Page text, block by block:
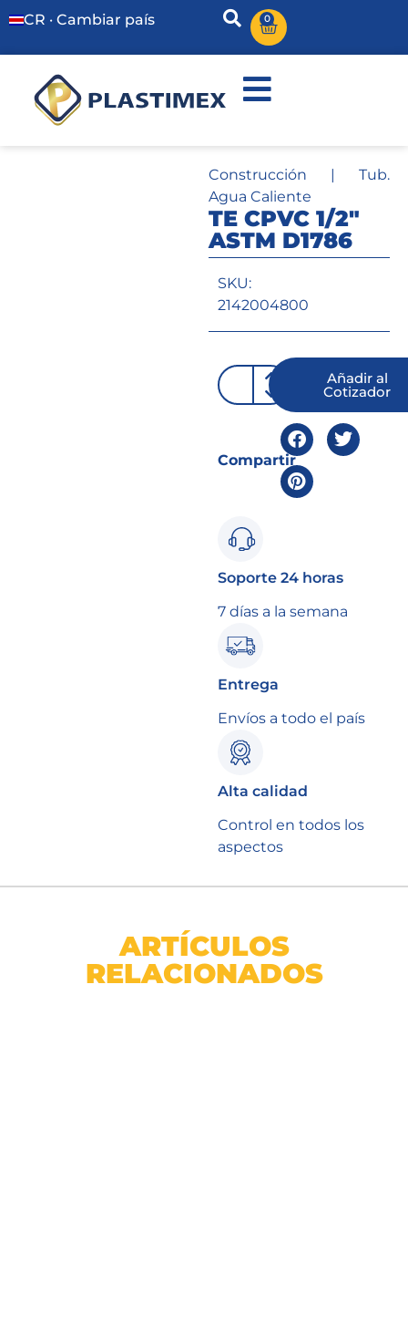
CR · Cambiar país 0
Construcción | Tub.
Agua Caliente
TE CPVC 1/2″
ASTM D1786
SKU:
2142004800
Añadir al
Cotizador
Compartir
Soporte 24 horas
7 días a la semana
Entrega
Envíos a todo el país
Alta calidad
Control en todos los
aspectos
ARTÍCULOS
RELACIONADOS